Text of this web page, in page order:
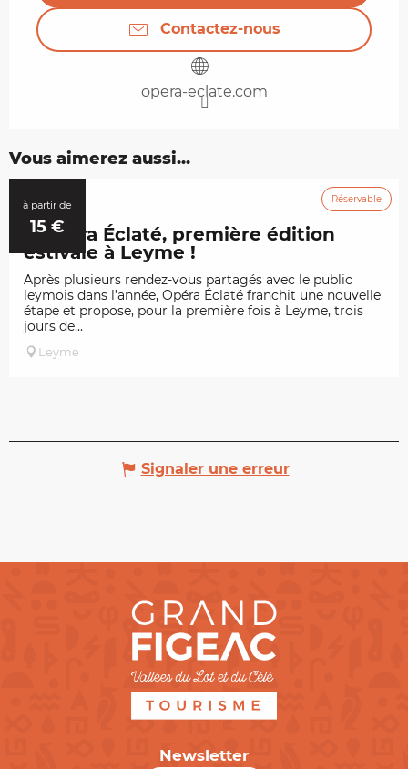
Contactez-nous
opera-eclate.com
Vous aimerez aussi...
à partir de
15 €
4Août
L'Opéra Éclaté, première édition
estivale à Leyme !
Après plusieurs rendez-vous partagés avec le public
leymois dans l’année, Opéra Éclaté franchit une nouvelle
étape et propose, pour la première fois à Leyme, trois
jours de...
Leyme
Réservable
Signaler une erreur
Newsletter